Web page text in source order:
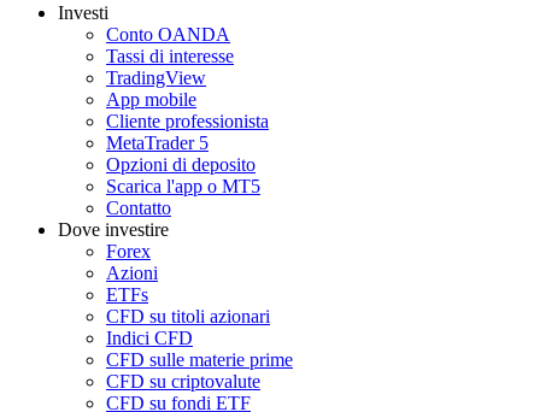
Investi
Conto OANDA
Tassi di interesse
TradingView
App mobile
Cliente professionista
MetaTrader 5
Opzioni di deposito
Scarica l'app o MT5
Contatto
Dove investire
Forex
Azioni
ETFs
CFD su titoli azionari
Indici CFD
CFD sulle materie prime
CFD su criptovalute
CFD su fondi ETF